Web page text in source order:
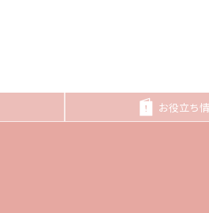
（2）当社及び当社の
行契約の予約を受付
金を提出していただき
間内に申込金のお支
（3）申込金
旅行代金（お1人）3
旅行代金（お1人）6
旅行代金（お1人）10
お役立ち